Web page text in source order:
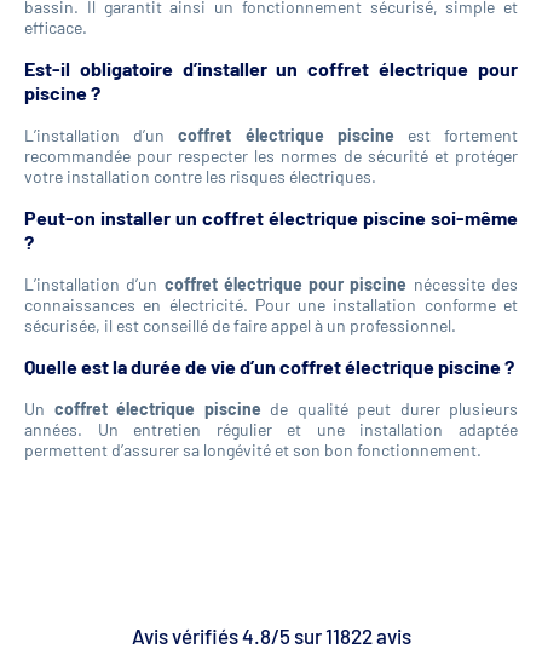
bassin. Il garantit ainsi un fonctionnement sécurisé, simple et
efficace.
Est-il obligatoire d’installer un coffret électrique pour
piscine ?
L’installation d’uncoffret électrique piscine est fortement
recommandée pour respecter les normes de sécurité et protéger
votre installation contre les risques électriques.
Peut-on installer un coffret électrique piscine soi-même
?
L’installation d’un coffret électrique pour piscine nécessite des
connaissances en électricité. Pour une installation conforme et
sécurisée, il est conseillé de faire appel à un professionnel.
Quelle est la durée de vie d’un coffret électrique piscine ?
Un coffret électrique piscine de qualité peut durer plusieurs
années. Un entretien régulier et une installation adaptée
permettent d’assurer sa longévité et son bon fonctionnement.
Avis vérifiés 4.8/5 sur 11822 avis